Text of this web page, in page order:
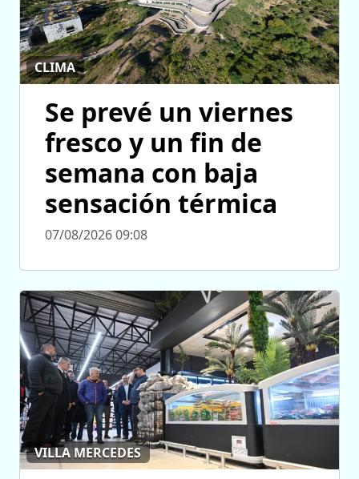
CLIMA
Se prevé un viernes
fresco y un fin de
semana con baja
sensación térmica
07/08/2026 09:08
VILLA MERCEDES